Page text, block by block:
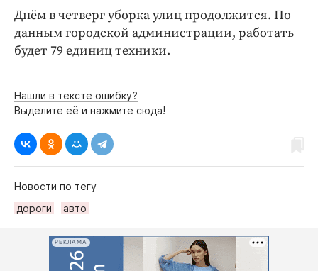
Работодатель года
Днём в четверг уборка улиц продолжится. По
данным городской администрации, работать
будет 79 единиц техники.
Нашли в тексте ошибку?
Выделите её и нажмите сюда!
Новости по тегу
дороги
авто
РЕКЛАМА